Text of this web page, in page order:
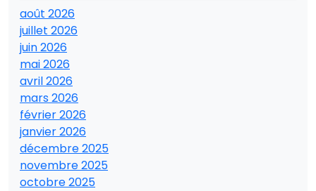
août 2026
juillet 2026
juin 2026
mai 2026
avril 2026
mars 2026
février 2026
janvier 2026
décembre 2025
novembre 2025
octobre 2025